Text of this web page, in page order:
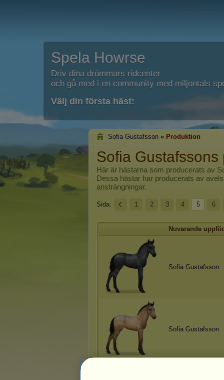
Spela Howrse
Driv dina drömmars ridcenter
och gå med i en community med miljontals
Välj din första häst:
Sofia Gustafsson » Produktion
Sofia Gustafssons
Här är hästarna som producerats av
Dessa hästar har producerats av
ansträngningar.
Sida: 1 2 3 4 5 6
Nuvarande
Sofia Gustafsson
Sofia Gustafsson